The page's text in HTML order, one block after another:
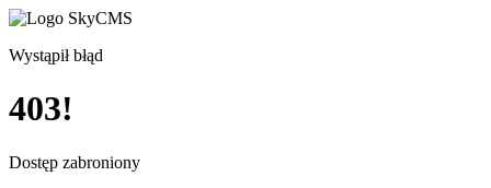
Wystąpił błąd
403!
Dostęp zabroniony